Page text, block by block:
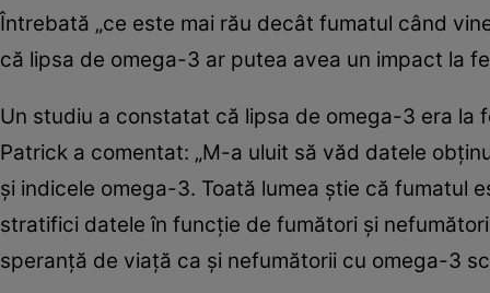
Întrebată „ce este mai rău decât fumatul când
că lipsa de omega-3 ar putea avea un impact la
Un studiu a constatat că lipsa de omega-3 era
Patrick a comentat: „M-a uluit să văd datele
și indicele omega-3. Toată lumea știe că fumatul
stratifici datele în funcție de fumători și
speranță de viață ca și nefumătorii cu omega-3